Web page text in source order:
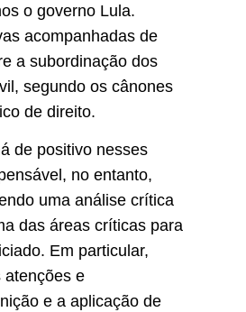
o governo Lula.
acompanhadas de
a subordinação dos
segundo os cânones
de direito.
de positivo nesses
no entanto,
uma análise crítica
das áreas críticas para
Em particular,
atenções e
e a aplicação de